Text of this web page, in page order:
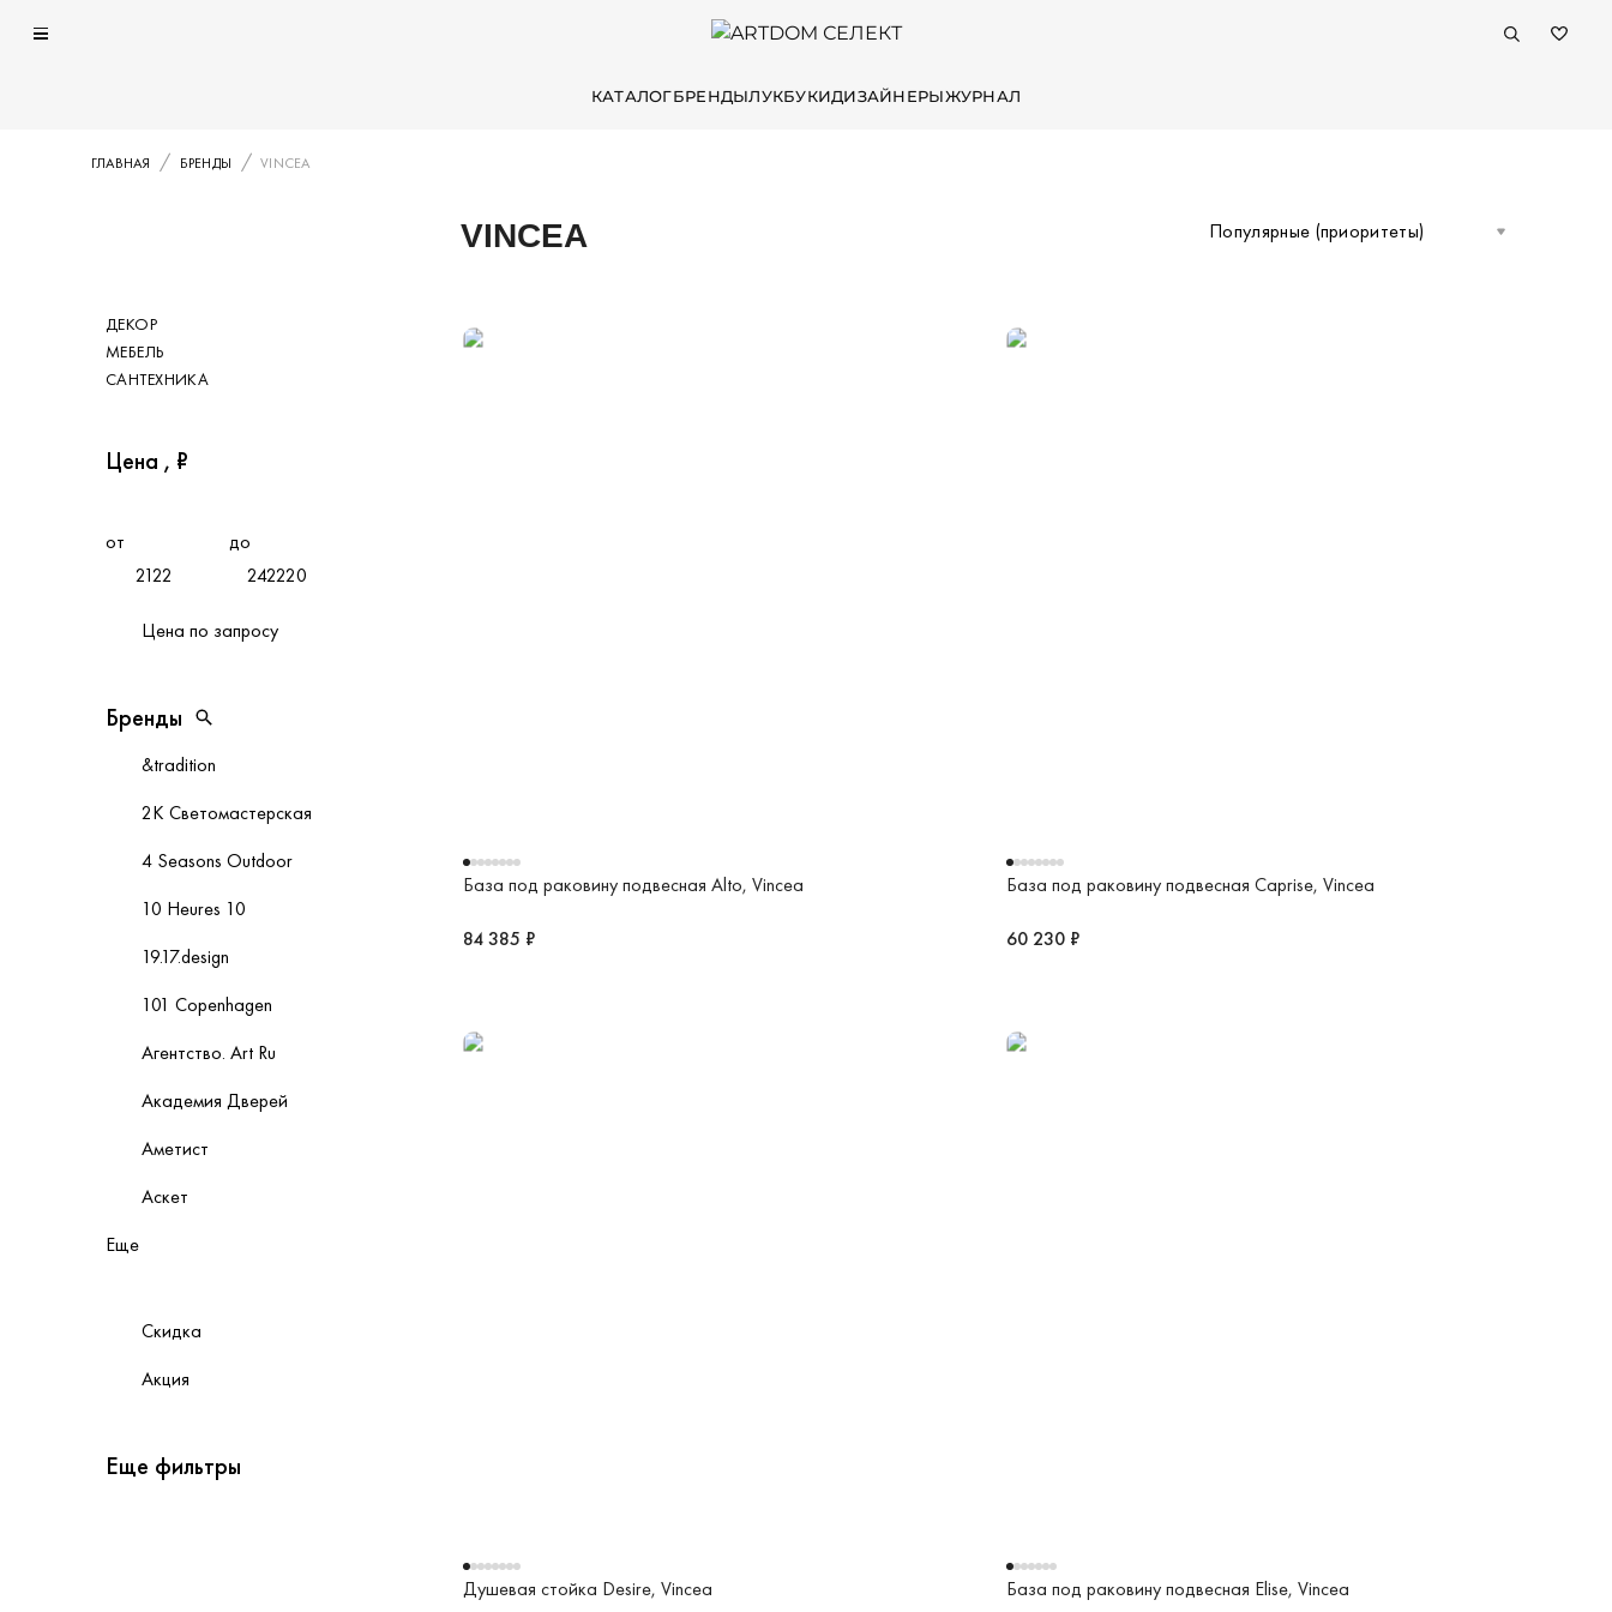
КАТАЛОГБРЕНДЫЛУКБУКИДИЗАЙНЕРЫЖУРНАЛ
ГЛАВНАЯ БРЕНДЫ VINCEA
Категория
ДЕКОР
МЕБЕЛЬ
САНТЕХНИКА
Цена , ₽
от до
Цена по запросу
Бренды
Бренды Открыть поиск
&tradition
2К Светомастерская
4 Seasons Outdoor
10 Heures 10
19.17.design
101 Copenhagen
Агентство. Art Ru
Академия Дверей
Аметист
Аскет
Еще
Скидка
Акция
Еще фильтры
VINCEA Популярные (приоритеты)
База под раковину подвесная Alto, Vincea
84 385 ₽
База под раковину подвесная Caprise, Vincea
60 230 ₽
Душевая стойка Desire, Vincea База под раковину подвесная Elise, Vincea